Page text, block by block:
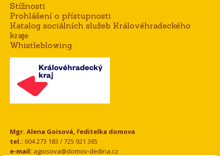
Stížnosti
Prohlášení o přístupnosti
Katalog sociálních služeb Královéhradeckého
kraje
Whistleblowing
Mgr. Alena Goisová, ředitelka domova
tel.: 604 273 183 / 725 921 365
e-mail: agoisova@domov-dedina.cz